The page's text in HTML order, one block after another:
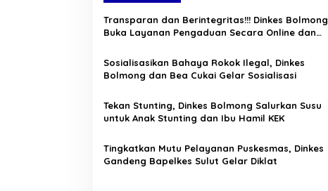
a
s
i
p
s
Transparan dan Berintegritas!!! Dinkes Bolmong
Buka Layanan Pengaduan Secara Online dan
Sosialisasikan Bahaya Rokok Ilegal, Dinkes
Bolmong dan Bea Cukai Gelar Sosialisasi
Tekan Stunting, Dinkes Bolmong Salurkan Susu
untuk Anak Stunting dan Ibu Hamil KEK
Tingkatkan Mutu Pelayanan Puskesmas, Dinkes
Gandeng Bapelkes Sulut Gelar Diklat